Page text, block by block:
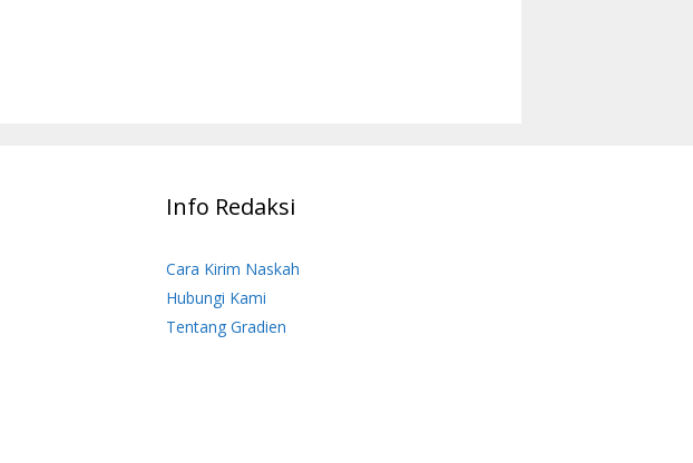
Info Redaksi
Cara Kirim Naskah
Hubungi Kami
Tentang Gradien